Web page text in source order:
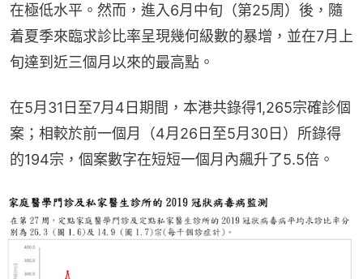
在極低水平。然而，進入6月中旬（第25周）後，隨
着夏季來臨求診比率呈現幾何級數的暴增，並在7月上
旬達到近三個月以來的最高點。
在5月31日至7月4日期間，本港共錄得1,265宗確診個
案；相較於前一個月（4月26日至5月30日）所錄得
的194宗，個案數字在短短一個月內飆升了5.5倍。